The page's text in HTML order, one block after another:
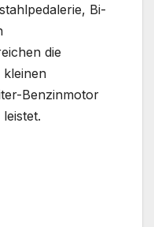
Bi-
die
kleinen
Benzinmotor